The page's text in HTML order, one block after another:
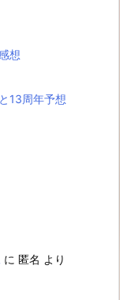
想
13周年予想
に 匿名 より